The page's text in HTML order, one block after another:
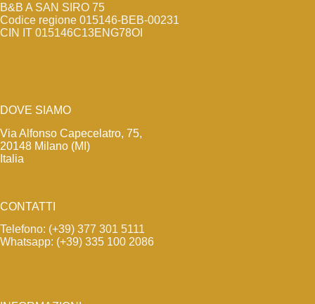
B&B A SAN SIRO 75
Codice regione 015146-BEB-00231
CIN IT 015146C13ENG78OI
DOVE SIAMO
Via Alfonso Capecelatro, 75,
20148 Milano (MI)
Italia
CONTATTI
Telefono: (+39) 377 301 5111
Whatsapp: (+39) 335 100 2086